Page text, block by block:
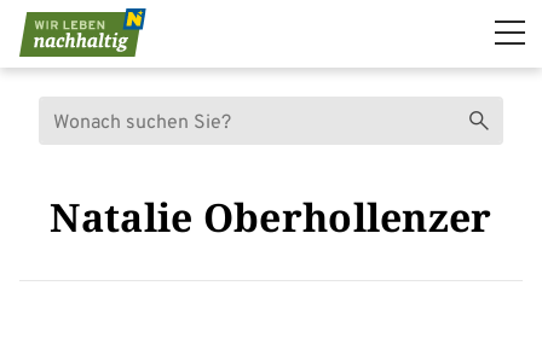
Navigation überspringen
Suche Suchen
Natalie Oberhollenzer